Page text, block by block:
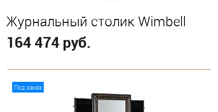
Журнальный столик Wimbell
164 474 руб.
Под заказ